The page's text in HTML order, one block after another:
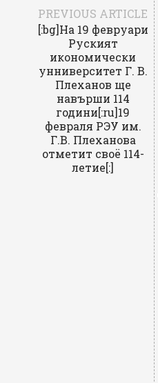
PREVIOUS ARTICLE
[:bg]На 19 февруари
Руският
икономически
унниверситет Г. В.
Плеханов ще
навърши 114
години[:ru]19
февраля РЭУ им.
Г.В. Плеханова
отметит своё 114-
летие[:]